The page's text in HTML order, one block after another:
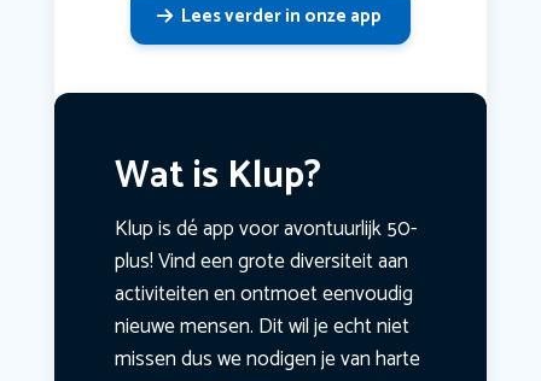
Lees verder in onze app
Wat is Klup?
Klup is dé app voor avontuurlijk 50-
plus! Vind een grote diversiteit aan
activiteiten en ontmoet eenvoudig
nieuwe mensen. Dit wil je echt niet
missen dus we nodigen je van harte